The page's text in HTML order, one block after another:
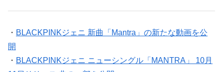
・ BLACKPINKジェニ 新曲「Mantra」の新たな動画を公
開
・ BLACKPINKジェニ ニューシングル「MANTRA」 10月